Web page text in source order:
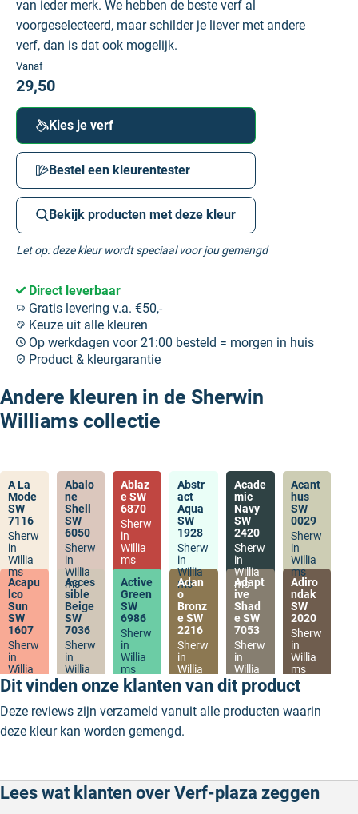
van ieder merk. We hebben de beste verf al
voorgeselecteerd, maar schilder je liever met andere
verf, dan is dat ook mogelijk.
Vanaf
29,50
Kies je verf
Bestel een kleurentester
Bekijk producten met deze kleur
Let op: deze kleur wordt speciaal voor jou gemengd
Direct leverbaar
Gratis levering v.a. €50,-
Keuze uit alle kleuren
Op werkdagen voor 21:00 besteld = morgen in huis
Product & kleurgarantie
Andere kleuren in de Sherwin
Williams collectie
A La
Mode
SW
7116
Sherw
in
Willia
ms
Abalo
ne
Shell
SW
6050
Sherw
in
Willia
ms
Ablaz
e SW
6870
Sherw
in
Willia
ms
Abstr
act
Aqua
SW
1928
Sherw
in
Willia
ms
Acade
mic
Navy
SW
2420
Sherw
in
Willia
ms
Acant
hus
SW
0029
Sherw
in
Willia
ms
Acapu
lco
Sun
SW
1607
Sherw
in
Willia
ms
Acces
sible
Beige
SW
7036
Sherw
in
Willia
ms
Active
Green
SW
6986
Sherw
in
Willia
ms
Adan
o
Bronz
e SW
2216
Sherw
in
Willia
ms
Adapt
ive
Shad
e SW
7053
Sherw
in
Willia
ms
Adiro
ndak
SW
2020
Sherw
in
Willia
ms
Dit vinden onze klanten van dit product
Deze reviews zijn verzameld vanuit alle producten waarin
deze kleur kan worden gemengd.
Lees wat klanten over Verf-plaza zeggen